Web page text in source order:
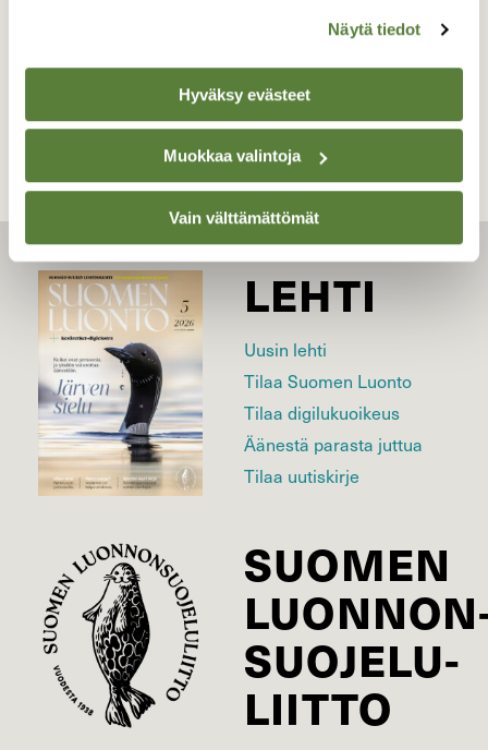
Näytä tiedot
Hyväksy evästeet
Muokkaa valintoja
Vain välttämättömät
Kilpailun etusivulle
LEHTI
Uusin lehti
Tilaa Suomen Luonto
Tilaa digilukuoikeus
Äänestä parasta juttua
Tilaa uutiskirje
SUOMEN
SUOJELU­
LIITTO